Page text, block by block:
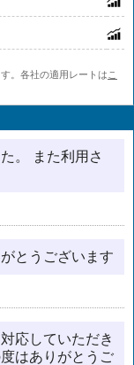
。各社の適用レートは こ
。 また利用さ
とうございます
応していただき
はありがとうご